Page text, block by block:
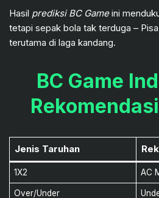
Hasil prediksi BC Gameini
tetapi sepak bola tak terduga –
terutama di laga kandang.
BC Game
Jenis Taruhan
1X2 AC
Over/Under